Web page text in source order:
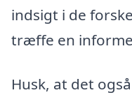
indsigt i de
træffe en
Husk, at det